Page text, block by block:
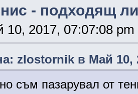
- подходящ
10, 2017, 07:07:08 pm
zlostornik в Май 10,
съм пазарувал от